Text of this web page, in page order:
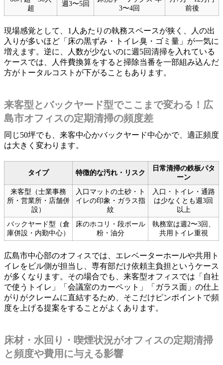
超
週3〜5回
3〜4回
前後
現場感覚として、1人あたりの執務スペースが狭く、人の出
入りが多いほど「床の黒ずみ・トイレ臭・ゴミ量」が一気に
増えます。逆に、人数が少ないのに週5回清掃を入れている
ケースでは、人件費換算をすると掃除当番を一部組み込んだ
方がトータルコストが下がることもあります。
来客型とバックヤード型でここまで変わる！広
島市オフィスの定期清掃の頻度差
同じ50坪でも、来客中心かバックヤード中心かで、適正頻度
は大きく変わります。
タイプ 特徴的な汚れ・リスク
日常清掃の鉄板パタ
ーン
来客型（士業事務
所・営業所・店舗併
設）
入口マットの土砂・ト
イレの印象・ガラス指
紋
入口・トイレ・通路
は少なくとも週3回
以上
バックヤード型（倉
庫併設・内勤中心）
床のホコリ・段ボール
粉・油分
執務室は週2〜3回、
共用トイレ重視
広島市中心部のオフィスでは、エレベーターホールや共用ト
イレをビル側が担当し、専有部だけ依頼主負担というケース
が多くなります。その場合でも、来客型オフィスでは「自社
で使うトイレ」「会議室のカーペット」「ガラス面」の仕上
がりがクレームに直結するため、そこだけピンポイントで頻
度を上げる提案をすることがよくあります。
床材・水回り・喫煙状況がオフィスの定期清掃
と頻度や費用に与える影響